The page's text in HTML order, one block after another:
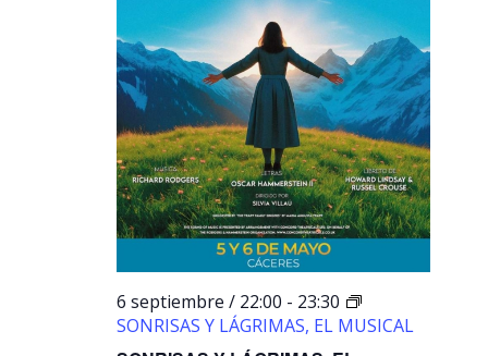
6 septiembre / 22:00 - 23:30
SONRISAS Y LÁGRIMAS, EL MUSICAL